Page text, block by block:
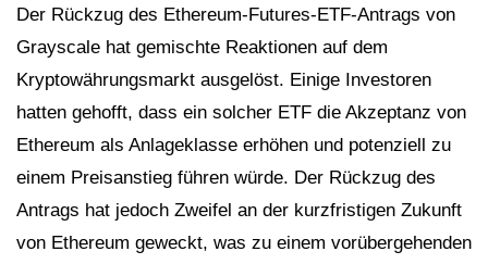
Der Rückzug des Ethereum-Futures-ETF-Antrags von
Grayscale hat gemischte Reaktionen auf dem
Kryptowährungsmarkt ausgelöst. Einige Investoren
hatten gehofft, dass ein solcher ETF die Akzeptanz von
Ethereum als Anlageklasse erhöhen und potenziell zu
einem Preisanstieg führen würde. Der Rückzug des
Antrags hat jedoch Zweifel an der kurzfristigen Zukunft
von Ethereum geweckt, was zu einem vorübergehenden